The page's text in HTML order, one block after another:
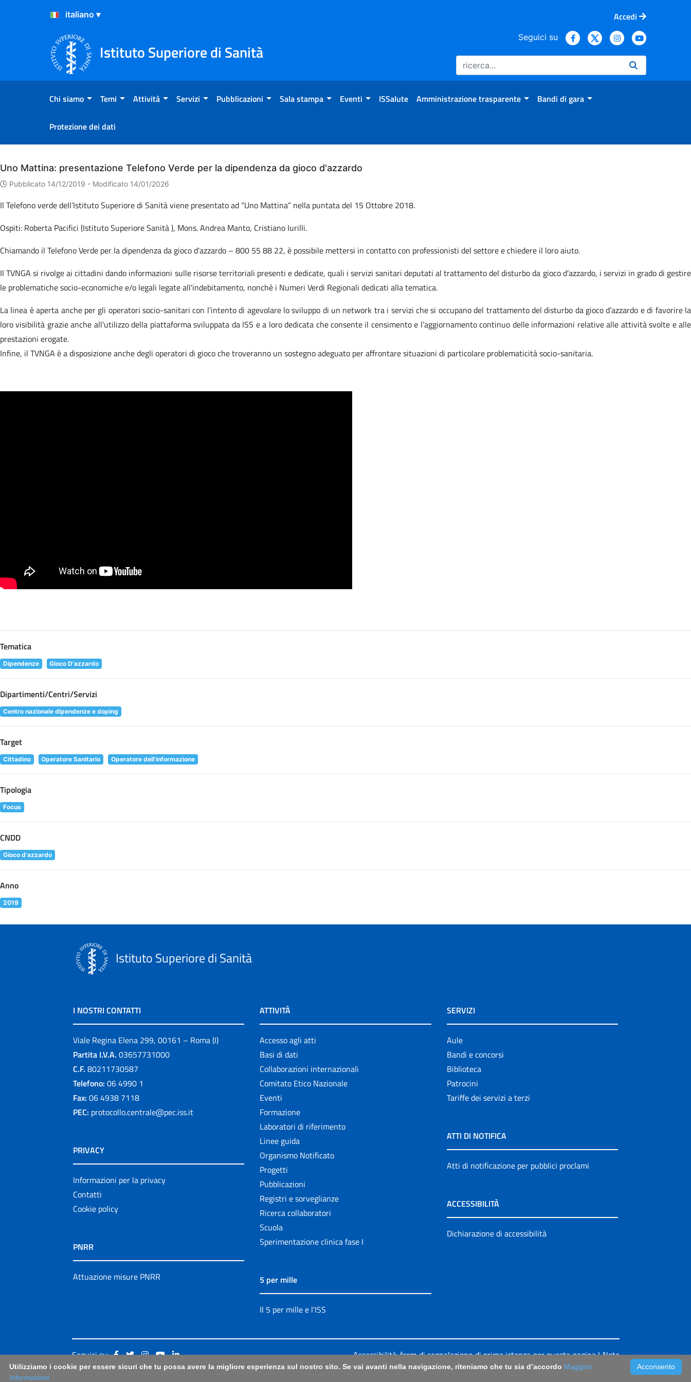
Salta al Contenuto
Salta al Footer
Accedi
Istituto Superiore di Sanità
Seguici su
Chi siamo Temi Attività Servizi Pubblicazioni Sala stampa Eventi ISSalute Amministrazione trasparente Bandi di gara
Protezione dei dati
Archivio
Uno Mattina: presentazione Telefono Verde per la dipendenza da gioco d'azzardo
Pubblicato 14/12/2019 - Modificato 14/01/2026
Il Telefono verde dell’Istituto Superiore di Sanità viene presentato ad “Uno Mattina” nella puntata del 15 Ottobre 2018.
Ospiti: Roberta Pacifici (Istituto Superiore Sanità ), Mons. Andrea Manto, Cristiano Iurilli.
Chiamando il Telefono Verde per la dipendenza da gioco d'azzardo – 800 55 88 22, è possibile mettersi in contatto con professionisti del settore e chiedere il loro aiuto.
Il TVNGA si rivolge ai cittadini dando informazioni sulle risorse territoriali presenti e dedicate, quali i servizi sanitari deputati al trattamento del disturbo da gioco d’azzardo, i servizi in grado di gestire
le problematiche socio-economiche e/o legali legate all'indebitamento, nonché i Numeri Verdi Regionali dedicati alla tematica.
La linea è aperta anche per gli operatori socio-sanitari con l’intento di agevolare lo sviluppo di un network tra i servizi che si occupano del trattamento del disturbo da gioco d’azzardo e di favorire la
loro visibilità grazie anche all'utilizzo della piattaforma sviluppata da ISS e a loro dedicata che consente il censimento e l’aggiornamento continuo delle informazioni relative alle attività svolte e alle
prestazioni erogate.
Infine, il TVNGA è a disposizione anche degli operatori di gioco che troveranno un sostegno adeguato per affrontare situazioni di particolare problematicità socio-sanitaria.
Tematica
Dipendenze Gioco D'azzardo
Dipartimenti/Centri/Servizi
Centro nazionale dipendenze e doping
Target
Cittadino Operatore Sanitario Operatore dell'informazione
Tipologia
Focus
CNDD
Gioco d'azzardo
Anno
2019
Istituto Superiore di Sanità
I NOSTRI CONTATTI
Viale Regina Elena 299, 00161 – Roma (I)
Partita I.V.A. 03657731000
C.F. 80211730587
Telefono: 06 4990 1
Fax: 06 4938 7118
PEC: protocollo.centrale@pec.iss.it
PRIVACY
Informazioni per la privacy
Contatti
Cookie policy
PNRR
Attuazione misure PNRR
ATTIVITÀ
Accesso agli atti
Basi di dati
Collaborazioni internazionali
Comitato Etico Nazionale
Eventi
Formazione
Laboratori di riferimento
Linee guida
Organismo Notificato
Progetti
Pubblicazioni
Registri e sorveglianze
Ricerca collaboratori
Scuola
Sperimentazione clinica fase I
5 per mille
Il 5 per mille e l'ISS
SERVIZI
Aule
Bandi e concorsi
Biblioteca
Patrocini
Tariffe dei servizi a terzi
ATTI DI NOTIFICA
Atti di notificazione per pubblici proclami
ACCESSIBILITÀ
Dichiarazione di accessibilità
Seguici su: Accessibilità: form di segnalazione di prima istanza per questa pagina|Note
Legali|Sitemap Acconsento
Utilizziamo i cookie per essere sicuri che tu possa avere la migliore esperienza sul nostro sito. Se vai avanti nella navigazione, riteniamo che tu sia d’accordo Maggiori
Informazioni